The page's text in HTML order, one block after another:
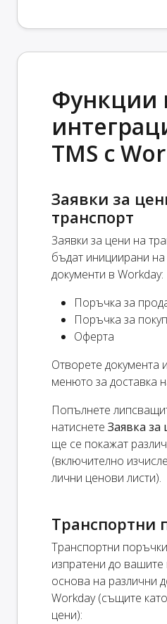
Функции
TMS с
Заявки за
транспорт
Заявки за цени на
бъдат инициирани
документи в Workday:
Поръчка за
Поръчка за
Оферта
Отворете документа
менюто за доставка
Попълнете
натиснете Заявка за
ще се покажат
(включително
лични ценови листи).
Транспортни
Транспортни
изпратени до
основа на различни
Workday (същите
цени):